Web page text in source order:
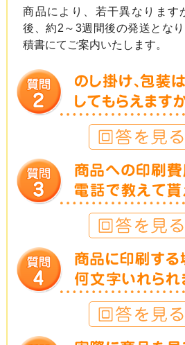
商品により、若干異なります
後、約2～3週間後の発送とな
積書にてご案内いたします。